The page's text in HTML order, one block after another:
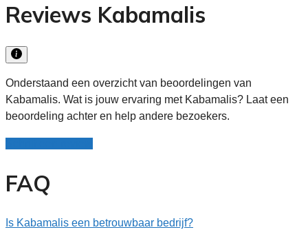
Reviews Kabamalis
Onderstaand een overzicht van beoordelingen van
Kabamalis. Wat is jouw ervaring met Kabamalis? Laat een
beoordeling achter en help andere bezoekers.
FAQ
Is Kabamalis een betrouwbaar bedrijf?